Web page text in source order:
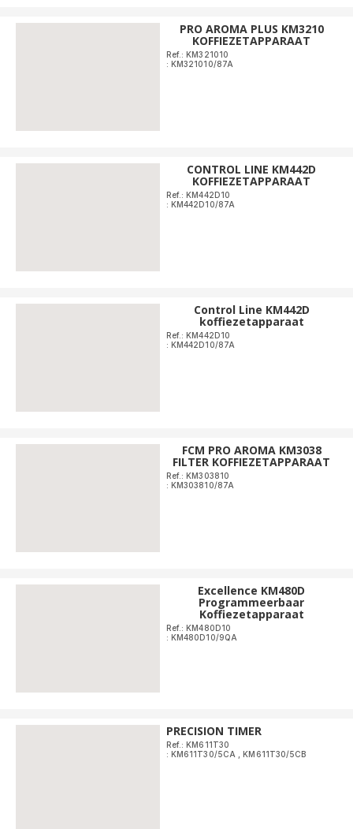
PRO AROMA PLUS KM3210
KOFFIEZETAPPARAAT
Ref.: KM321010
: KM321010/87A
CONTROL LINE KM442D
KOFFIEZETAPPARAAT
Ref.: KM442D10
: KM442D10/87A
Control Line KM442D
koffiezetapparaat
Ref.: KM442D10
: KM442D10/87A
FCM PRO AROMA KM3038
FILTER KOFFIEZETAPPARAAT
Ref.: KM303810
: KM303810/87A
Excellence KM480D
Programmeerbaar
Koffiezetapparaat
Ref.: KM480D10
: KM480D10/9QA
PRECISION TIMER
Ref.: KM611T30
: KM611T30/5CA
KM611T30/5CB